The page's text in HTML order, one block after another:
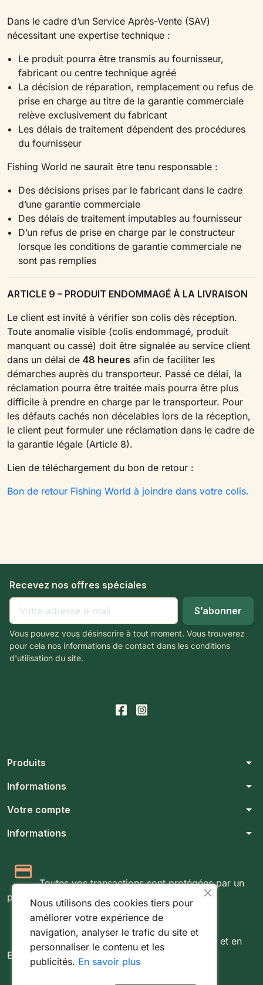
Dans le cadre d’un Service Après-Vente (SAV)
nécessitant une expertise technique :
Le produit pourra être transmis au fournisseur,
fabricant ou centre technique agréé
La décision de réparation, remplacement ou refus de
prise en charge au titre de la garantie commerciale
relève exclusivement du fabricant
Les délais de traitement dépendent des procédures
du fournisseur
Fishing World ne saurait être tenu responsable :
Des décisions prises par le fabricant dans le cadre
d’une garantie commerciale
Des délais de traitement imputables au fournisseur
D’un refus de prise en charge par le constructeur
lorsque les conditions de garantie commerciale ne
sont pas remplies
ARTICLE 9 – PRODUIT ENDOMMAGÉ À LA LIVRAISON
Le client est invité à vérifier son colis dès réception.
Toute anomalie visible (colis endommagé, produit
manquant ou cassé) doit être signalée au service client
dans un délai de 48 heures afin de faciliter les
démarches auprès du transporteur. Passé ce délai, la
réclamation pourra être traitée mais pourra être plus
difficile à prendre en charge par le transporteur. Pour
les défauts cachés non décelables lors de la réception,
le client peut formuler une réclamation dans le cadre de
la garantie légale (Article 8).
Lien de téléchargement du bon de retour :
Bon de retour Fishing World à joindre dans votre colis.
Recevez nos offres spéciales
Vous pouvez vous désinscrire à tout moment. Vous trouverez
pour cela nos informations de contact dans les conditions
d'utilisation du site.
Produits arrow_drop_down
Informations arrow_drop_down
Votre compte arrow_drop_down
Informations arrow_drop_down
Toutes vos transactions sont protégées par un
protocole SSL 256 bits.
Expédition rapide & suivie
Livraison rapide partout au Luxembourg et en
Europe.
Nous utilisons des cookies tiers pour
améliorer votre expérience de
navigation, analyser le trafic du site et
personnaliser le contenu et les
publicités. En savoir plus